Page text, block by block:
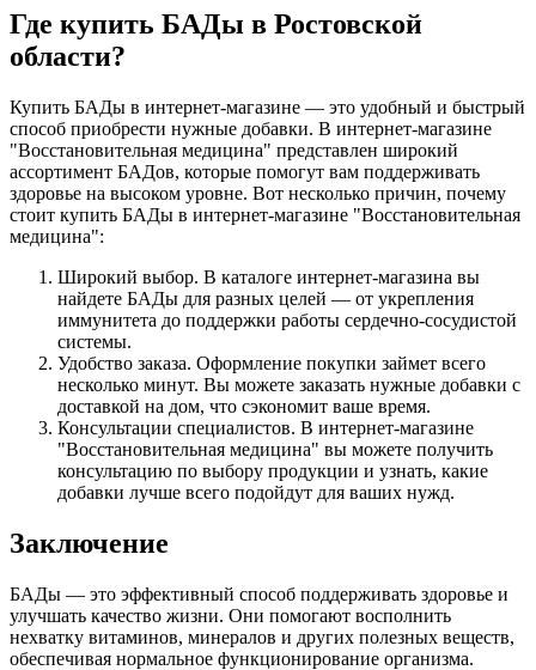
Где купить БАДы в Ростовской
области?
Купить БАДы в интернет-магазине — это удобный и быстрый
способ приобрести нужные добавки. В интернет-магазине
"Восстановительная медицина" представлен широкий
ассортимент БАДов, которые помогут вам поддерживать
здоровье на высоком уровне. Вот несколько причин, почему
стоит купить БАДы в интернет-магазине "Восстановительная
медицина":
Широкий выбор. В каталоге интернет-магазина вы
найдете БАДы для разных целей — от укрепления
иммунитета до поддержки работы сердечно-сосудистой
системы.
Удобство заказа. Оформление покупки займет всего
несколько минут. Вы можете заказать нужные добавки с
доставкой на дом, что сэкономит ваше время.
Консультации специалистов. В интернет-магазине
"Восстановительная медицина" вы можете получить
консультацию по выбору продукции и узнать, какие
добавки лучше всего подойдут для ваших нужд.
Заключение
БАДы — это эффективный способ поддерживать здоровье и
улучшать качество жизни. Они помогают восполнить
нехватку витаминов, минералов и других полезных веществ,
обеспечивая нормальное функционирование организма.